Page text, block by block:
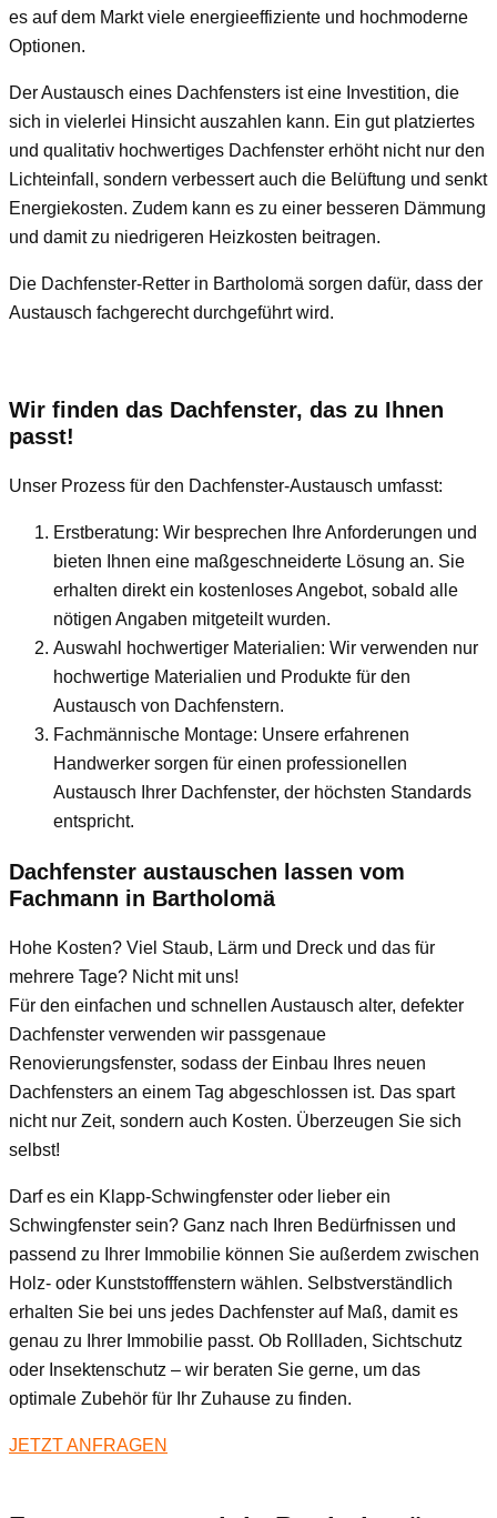
es auf dem Markt viele energieeffiziente und hochmoderne
Optionen.
Der Austausch eines Dachfensters ist eine Investition, die
sich in vielerlei Hinsicht auszahlen kann. Ein gut platziertes
und qualitativ hochwertiges Dachfenster erhöht nicht nur den
Lichteinfall, sondern verbessert auch die Belüftung und senkt
Energiekosten. Zudem kann es zu einer besseren Dämmung
und damit zu niedrigeren Heizkosten beitragen.
Die Dachfenster-Retter in Bartholomä sorgen dafür, dass der
Austausch fachgerecht durchgeführt wird.
Wir finden das Dachfenster, das zu Ihnen
passt!
Unser Prozess für den Dachfenster-Austausch umfasst:
Erstberatung: Wir besprechen Ihre Anforderungen und
bieten Ihnen eine maßgeschneiderte Lösung an. Sie
erhalten direkt ein kostenloses Angebot, sobald alle
nötigen Angaben mitgeteilt wurden.
Auswahl hochwertiger Materialien: Wir verwenden nur
hochwertige Materialien und Produkte für den
Austausch von Dachfenstern.
Fachmännische Montage: Unsere erfahrenen
Handwerker sorgen für einen professionellen
Austausch Ihrer Dachfenster, der höchsten Standards
entspricht.
Dachfenster austauschen lassen vom
Fachmann in Bartholomä
Hohe Kosten? Viel Staub, Lärm und Dreck und das für
mehrere Tage? Nicht mit uns!
Für den einfachen und schnellen Austausch alter, defekter
Dachfenster verwenden wir passgenaue
Renovierungsfenster, sodass der Einbau Ihres neuen
Dachfensters an einem Tag abgeschlossen ist. Das spart
nicht nur Zeit, sondern auch Kosten. Überzeugen Sie sich
selbst!
Darf es ein Klapp-Schwingfenster oder lieber ein
Schwingfenster sein? Ganz nach Ihren Bedürfnissen und
passend zu Ihrer Immobilie können Sie außerdem zwischen
Holz- oder Kunststofffenstern wählen. Selbstverständlich
erhalten Sie bei uns jedes Dachfenster auf Maß, damit es
genau zu Ihrer Immobilie passt. Ob Rollladen, Sichtschutz
oder Insektenschutz – wir beraten Sie gerne, um das
optimale Zubehör für Ihr Zuhause zu finden.
JETZT ANFRAGEN